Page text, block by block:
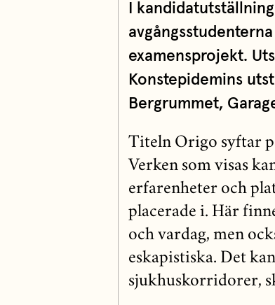
I
examensprojekt.
Konstepidemins
Bergrummet,
Titeln Origo syftar
Verken som visas
erfarenheter och
placerade i. Här
och vardag, men
eskapistiska. Det
sjukhuskorridorer,